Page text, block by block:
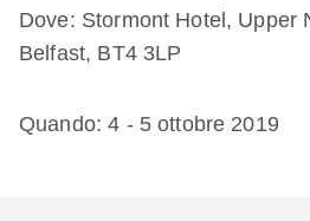
Dove: Stormont Hotel, Upper
Belfast, BT4 3LP
Quando: 4 - 5 ottobre 2019